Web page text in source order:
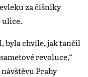
za číšníky
ulice.
byla chvíle, jak tančil
revoluce,“
Prahy